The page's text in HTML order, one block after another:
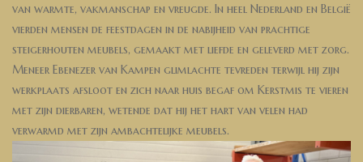
van warmte, vakmanschap en vreugde. In heel Nederland en België
vierden mensen de feestdagen in de nabijheid van prachtige
steigerhouten meubels, gemaakt met liefde en geleverd met zorg.
Meneer Ebenezer van Kampen glimlachte tevreden terwijl hij zijn
werkplaats afsloot en zich naar huis begaf om Kerstmis te vieren
met zijn dierbaren, wetende dat hij het hart van velen had
verwarmd met zijn ambachtelijke meubels.